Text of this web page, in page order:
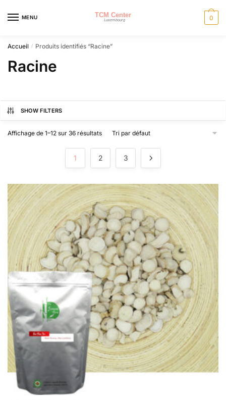
MENU 0
Accueil / Produits identifiés “Racine”
Racine
SHOW FILTERS
Affichage de 1–12 sur 36 résultats
1 2 3